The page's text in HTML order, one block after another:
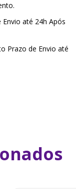
até 24h Após
Prazo de Envio até